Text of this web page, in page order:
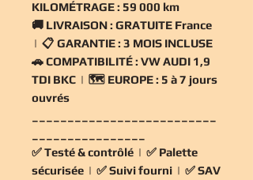
KILOMÉTRAGE : 59 000 km
🚚 LIVRAISON : GRATUITE France
| 📋 GARANTIE : 3 MOIS INCLUSE
🚗COMPATIBILITÉ : VW AUDI 1,9
TDI BKC | 🗺️ EUROPE : 5 à 7 jours
ouvrés
✅Testé & contrôlé | ✅ Palette
sécurisée | ✅Suivi fourni | ✅SAV